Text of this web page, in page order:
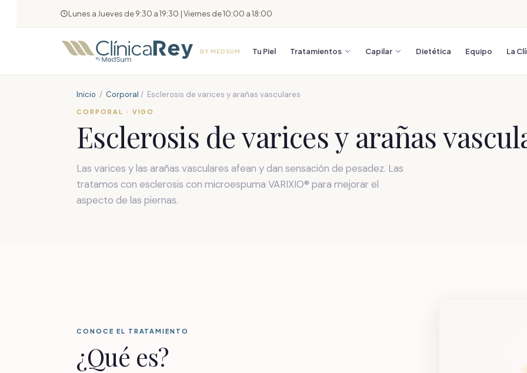
Lunes a Jueves de 9:30 a 19:30 | Viernes de 10:00 a 18:00
BY MEDSUM Tu Piel Tratamientos Capilar Dietética Equipo La
Inicio / Corporal / Esclerosis de varices y arañas vasculares
CORPORAL · VIGO
Esclerosis de varices y arañas
Las varices y las arañas vasculares afean y dan sensación de pesadez. Las
tratamos con esclerosis con microespuma VARIXIO® para mejorar el
aspecto de las piernas.
CONOCE EL TRATAMIENTO
¿Qué es?